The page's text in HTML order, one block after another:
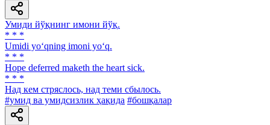
Умиди йўқнинг имони йўқ.
* * *
Umidi yo‘qning imoni yo‘q.
* * *
Hope deferred maketh the heart sick.
* * *
Над кем стряслось, над теми сбылось.
#умид ва умидсизлик ҳақида #бошқалар